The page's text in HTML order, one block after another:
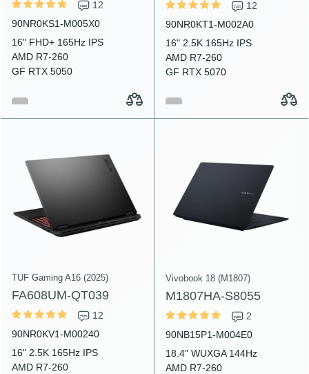
12
90NR0KS1-M005X0
16" FHD+ 165Hz IPS
AMD R7-260
GF RTX 5050
12
90NR0KT1-M002A0
16" 2.5K 165Hz IPS
AMD R7-260
GF RTX 5070
TUF Gaming A16 (2025)
FA608UM-QT039
12
90NR0KV1-M00240
16" 2.5K 165Hz IPS
AMD R7-260
Vivobook 18 (M1807)
M1807HA-S8055
2
90NB15P1-M004E0
18.4" WUXGA 144Hz
AMD R7-260